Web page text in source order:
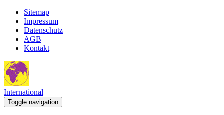
Sitemap
Impressum
Datenschutz
AGB
Kontakt
International
Toggle navigation